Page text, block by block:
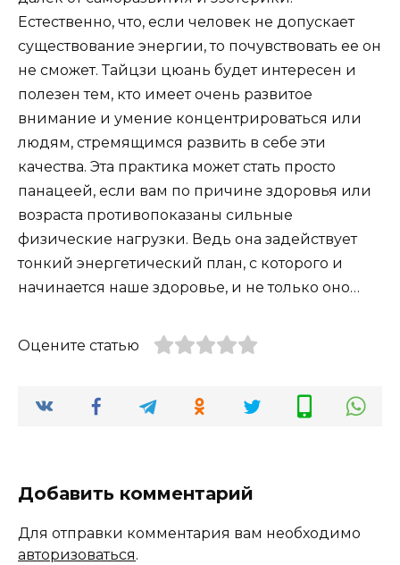
Естественно, что, если человек не допускает
существование энергии, то почувствовать ее он
не сможет. Тайцзи цюань будет интересен и
полезен тем, кто имеет очень развитое
внимание и умение концентрироваться или
людям, стремящимся развить в себе эти
качества. Эта практика может стать просто
панацеей, если вам по причине здоровья или
возраста противопоказаны сильные
физические нагрузки. Ведь она задействует
тонкий энергетический план, с которого и
начинается наше здоровье, и не только оно…
Оцените статью
Добавить комментарий
Для отправки комментария вам необходимо
авторизоваться.